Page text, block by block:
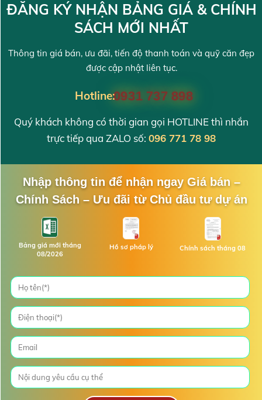
ĐĂNG KÝ NHẬN BẢNG GIÁ & CHÍNH
SÁCH MỚI NHẤT
Thông tin giá bán, ưu đãi, tiến độ thanh toán và quỹ căn đẹp
được cập nhật liên tục.
Hotline:0931 737 898
Quý khách không có thời gian gọi HOTLINE thì nhắn
trực tiếp qua ZALO số: 096 771 78 98
Nhập thông tin để nhận ngay Giá bán –
Chính Sách – Ưu đãi từ Chủ đầu tư dự án
Bảng giá mới tháng
08/2026
Hồ sơ pháp lý Chính sách tháng 08